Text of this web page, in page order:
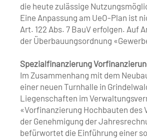
die heute zulässige
Eine Anpassung am UeO-Plan ist
Art. 122 Abs. 7 BauV erfolgen. Auf
der Überbauungsordnung
Spezialfinanzierung
Im Zusammenhang mit dem
einer neuen Turnhalle in
Liegenschaften im
«Vorfinanzierung Hochbauten des
der Genehmigung der
befürwortet die Einführung einer